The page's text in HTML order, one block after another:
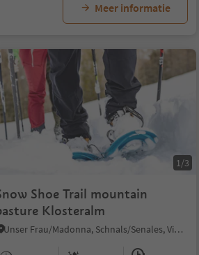
Meer informatie
1/3
Shoe Trail mountain
Klosteralm
Unser Frau/Madonna, Schnals/Senales, Vinschgau/Val Venosta